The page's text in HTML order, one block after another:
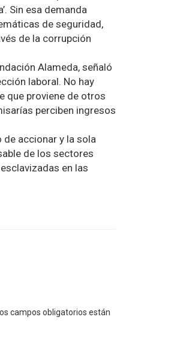
Sin esa demanda
de seguridad,
de la corrupción
Alameda, señaló
laboral. No hay
que proviene de otros
perciben ingresos
accionar y la sola
de los sectores
en las
Los campos obligatorios están